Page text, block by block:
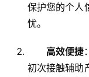
保护您的个人
忧。
高效便捷
初次接触辅助